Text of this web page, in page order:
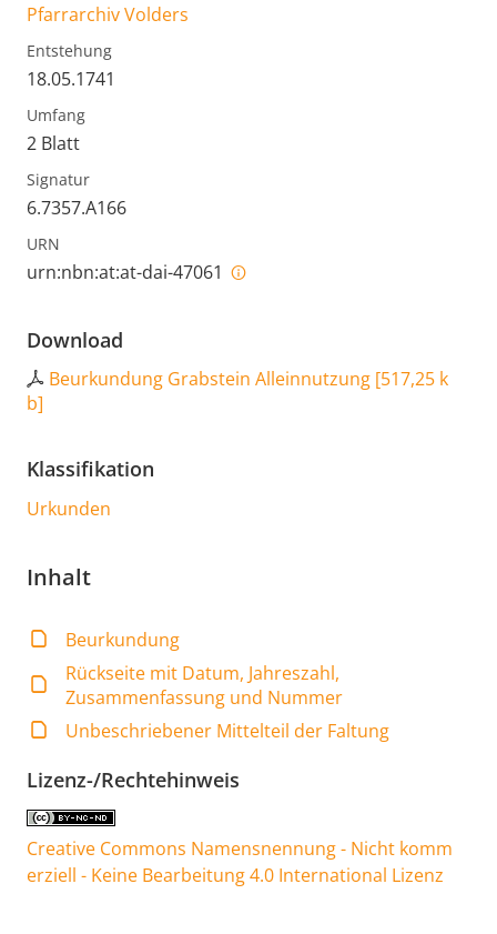
Pfarrarchiv Volders
Entstehung
18.05.1741
Umfang
2 Blatt
Signatur
6.7357.A166
URN
urn:nbn:at:at-dai-47061
Download
Beurkundung Grabstein Alleinnutzung [517,25 k
b]
Klassifikation
Urkunden
Inhalt
Beurkundung
Rückseite mit Datum, Jahreszahl,
Zusammenfassung und Nummer
Unbeschriebener Mittelteil der Faltung
Lizenz-/Rechtehinweis
Creative Commons Namensnennung - Nicht komm
erziell - Keine Bearbeitung 4.0 International Lizenz